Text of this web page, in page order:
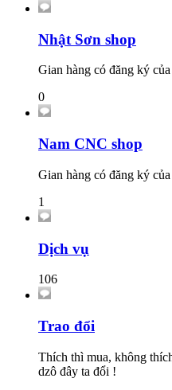
Nhật Sơn shop
Gian hàng có đăng ký
0
Nam CNC shop
Gian hàng có đăng ký
1
Dịch vụ
106
Trao đổi
Thích thì mua, không
dzô đây ta đổi !